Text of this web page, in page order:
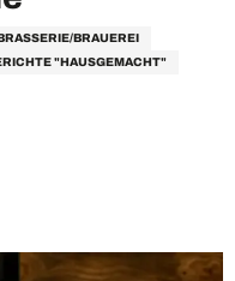
BRAUEREI
"HAUSGEMACHT"